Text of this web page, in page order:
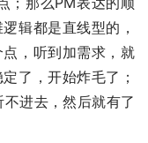
辑都是直线型的，
，听到加需求，就
了，开始炸毛了；
进去，然后就有了